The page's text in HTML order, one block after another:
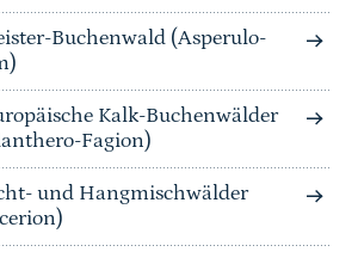
Buchenwald (Asperulo-
Kalk-Buchenwälder
Fagion)
und Hangmischwälder